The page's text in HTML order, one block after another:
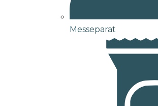
Messeparat